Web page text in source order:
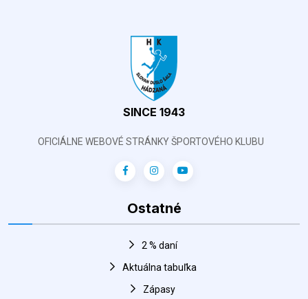
SINCE 1943
OFICIÁLNE WEBOVÉ STRÁNKY ŠPORTOVÉHO KLUBU
Aktuálna tabuľka